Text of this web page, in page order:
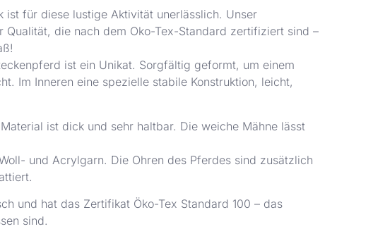
für diese lustige Aktivität unerlässlich. Unser
die nach dem Oko-Tex-Standard zertifiziert sind –
ist ein Unikat. Sorgfältig geformt, um einem
Im Inneren eine spezielle stabile Konstruktion, leicht,
ist dick und sehr haltbar. Die weiche Mähne lässt
und Acrylgarn. Die Ohren des Pferdes sind zusätzlich
und hat das Zertifikat Öko-Tex Standard 100 – das
sind.